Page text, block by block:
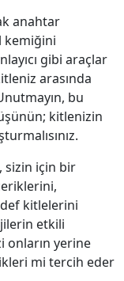
anahtar
kemiğini
gibi araçlar
arasında
bu
kitlenizin
sizin için bir
kitlelerini
etkili
onların yerine
mi tercih eder